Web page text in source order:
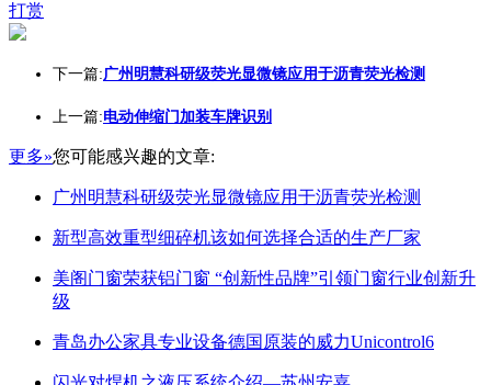
打赏
下一篇:广州明慧科研级荧光显微镜应用于沥青荧光检测
上一篇:电动伸缩门加装车牌识别
更多»您可能感兴趣的文章:
广州明慧科研级荧光显微镜应用于沥青荧光检测
新型高效重型细碎机该如何选择合适的生产厂家
美阁门窗荣获铝门窗 “创新性品牌”引领门窗行业创新升
级
青岛办公家具专业设备德国原装的威力Unicontrol6